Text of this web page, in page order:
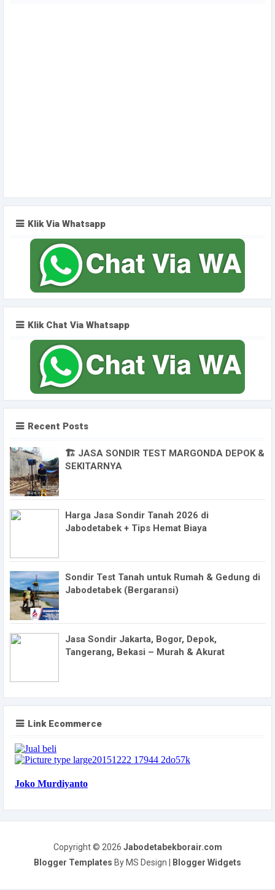
Klik Via Whatsapp
Klik Chat Via Whatsapp
Recent Posts
🏗️ JASA SONDIR TEST MARGONDA DEPOK &
SEKITARNYA
Harga Jasa Sondir Tanah 2026 di
Jabodetabek + Tips Hemat Biaya
Sondir Test Tanah untuk Rumah & Gedung di
Jabodetabek (Bergaransi)
Jasa Sondir Jakarta, Bogor, Depok,
Tangerang, Bekasi – Murah & Akurat
Link Ecommerce
Copyright © 2026 Jabodetabekborair.com
Blogger Templates By MS Design | Blogger Widgets